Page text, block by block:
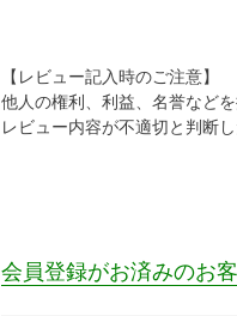
【レビュー記入時のご注意】
他人の権利、利益、名誉など
レビュー内容が不適切と判断
会員登録がお済みのお